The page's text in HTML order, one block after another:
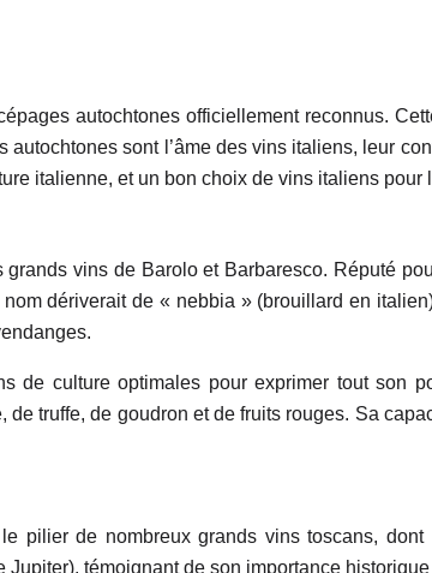
autochtones officiellement reconnus.
sont l’âme des vins italiens, leur
italienne, et un bon choix de vins italiens
vins de Barolo et Barbaresco. Réputé
dériverait de « nebbia » (brouillard en
de culture optimales pour exprimer tout son
truffe, de goudron et de fruits rouges. Sa
pilier de nombreux grands vins toscans,
témoignant de son importance